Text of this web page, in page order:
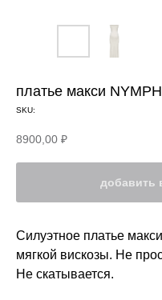
платье макси NYMPH
SKU:
8900,00 ₽
добавить
Силуэтное платье
мягкой вискозы. Не
Не скатывается.